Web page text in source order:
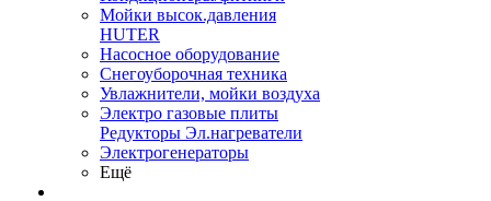
Мойки высок.давления
HUTER
Насосное оборудование
Снегоуборочная техника
Увлажнители, мойки воздуха
Электро газовые плиты
Редукторы Эл.нагреватели
Электрогенераторы
Ещё